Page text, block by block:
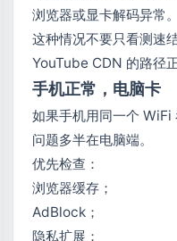
浏览器或显卡解码异常。
这种情况不要只看测速
YouTube CDN 的路径正
手机正常，电脑卡
如果手机用同一个 WiFi
问题多半在电脑端。
优先检查：
浏览器缓存；
AdBlock；
隐私扩展；